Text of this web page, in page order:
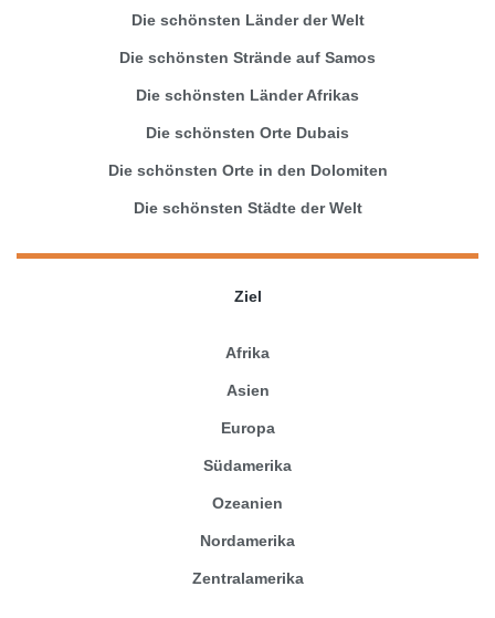
Die schönsten Länder der Welt
Die schönsten Strände auf Samos
Die schönsten Länder Afrikas
Die schönsten Orte Dubais
Die schönsten Orte in den Dolomiten
Die schönsten Städte der Welt
Ziel
Afrika
Asien
Europa
Südamerika
Ozeanien
Nordamerika
Zentralamerika